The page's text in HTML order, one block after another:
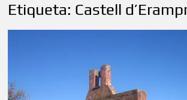
Etiqueta: Castell